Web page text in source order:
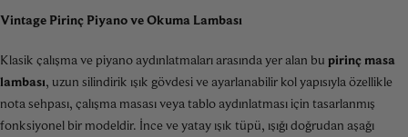
Vintage Pirinç Piyano ve Okuma Lambası
Klasik çalışma ve piyano aydınlatmaları arasında yer alan bu pirinç masa
lambası, uzun silindirik ışık gövdesi ve ayarlanabilir kol yapısıyla özellikle
nota sehpası, çalışma masası veya tablo aydınlatması için tasarlanmış
fonksiyonel bir modeldir. İnce ve yatay ışık tüpü, ışığı doğrudan aşağı